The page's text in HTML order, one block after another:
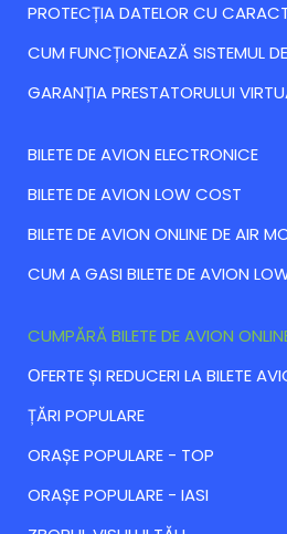
PROTECȚIA DATELOR CU
CUM FUNCȚIONEAZĂ SISTEMUL
GARANȚIA PRESTATORULUI
BILETE DE AVION ELECTRONICE
BILETE DE AVION LOW COST
BILETE DE AVION ONLINE DE AIR
CUM A GASI BILETE DE AVION
CUMPĂRĂ BILETE DE AVION
ОFERTE ȘI REDUCERI LA BILETE
ȚĂRI POPULARE
ORAȘE POPULARE - TOP
ORAȘE POPULARE - IASI